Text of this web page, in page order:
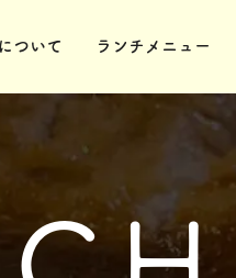
ついて ランチメニュー